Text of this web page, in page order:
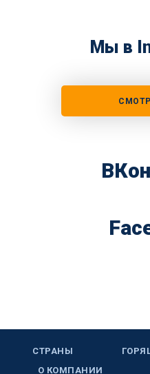
Мы в
СТРАНЫ
О КОМПАНИИ